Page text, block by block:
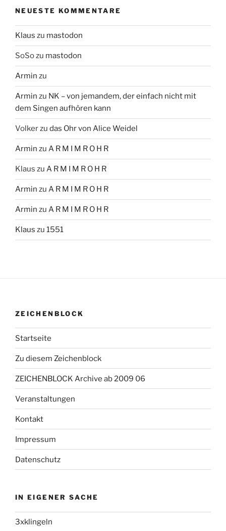
NEUESTE KOMMENTARE
Klaus zu mastodon
SoSozu mastodon
Armin zu
Armin zu NK – von jemandem, der einfach nicht mit
dem Singen aufhören kann
Volkerzu das Ohr von Alice Weidel
Armin zu A R M I M R O H R
Klaus zu A R M I M R O H R
Armin zu A R M I M R O H R
Armin zu A R M I M R O H R
Klaus zu 1551
ZEICHENBLOCK
Startseite
Zu diesem Zeichenblock
ZEICHENBLOCK Archive ab 2009 06
Veranstaltungen
Kontakt
Impressum
Datenschutz
IN EIGENER SACHE
3xklingeln